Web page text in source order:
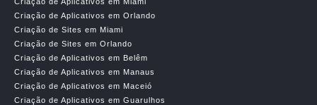
Criação de Aplicativos em Orlando
Criação de Sites em Miami
Criação de Sites em Orlando
Criação de Aplicativos em Belêm
Criação de Aplicativos em Manaus
Criação de Aplicativos em Maceió
Criação de Aplicativos em Guarulhos